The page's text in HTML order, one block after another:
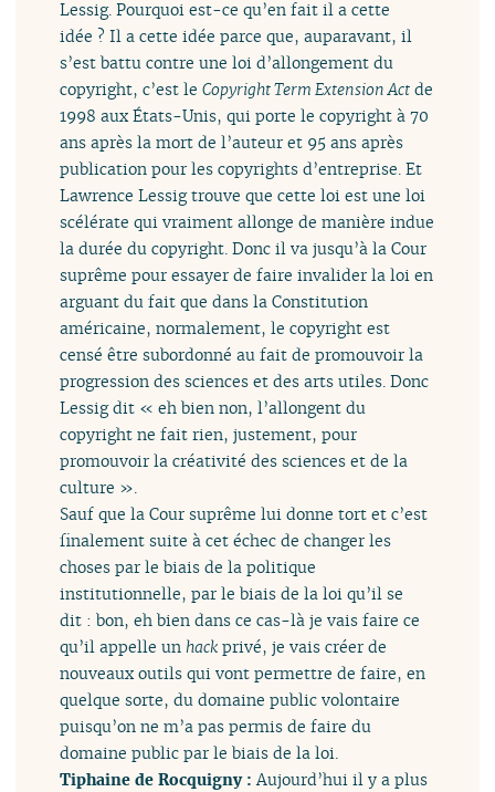
Lessig. Pourquoi est-ce qu’en fait il a cette
idée ? Il a cette idée parce que, auparavant, il
s’est battu contre une loi d’allongement du
copyright, c’est leCopyright Term Extension Act de
1998 aux États-Unis, qui porte le copyright à 70
ans après la mort de l’auteur et 95 ans après
publication pour les copyrights d’entreprise. Et
Lawrence Lessig trouve que cette loi est une loi
scélérate qui vraiment allonge de manière indue
la durée du copyright. Donc il va jusqu’à la Cour
suprême pour essayer de faire invalider la loi en
arguant du fait que dans la Constitution
américaine, normalement, le copyright est
censé être subordonné au fait de promouvoir la
progression des sciences et des arts utiles. Donc
Lessig dit « eh bien non, l’allongent du
copyright ne fait rien, justement, pour
promouvoir la créativité des sciences et de la
culture ».
Sauf que la Cour suprême lui donne tort et c’est
finalement suite à cet échec de changer les
choses par le biais de la politique
institutionnelle, par le biais de la loi qu’il se
dit : bon, eh bien dans ce cas-là je vais faire ce
qu’il appelle unhack privé, je vais créer de
nouveaux outils qui vont permettre de faire, en
quelque sorte, du domaine public volontaire
puisqu’on ne m’a pas permis de faire du
domaine public par le biais de la loi.
Tiphaine de Rocquigny :Aujourd’hui il y a plus